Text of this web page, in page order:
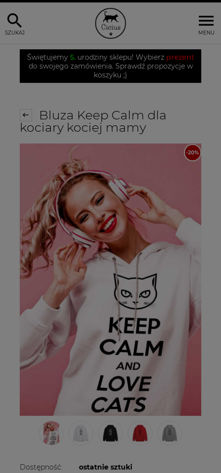
MENU
SZUKAJ
Świętujemy 5.urodziny sklepu! Wybierz prezent
do swojego zamówienia. Sprawdź propozycje w
koszyku ;)
Bluza Keep Calm dla
kociary kociej mamy
Dostępność:
ostatnie sztuki